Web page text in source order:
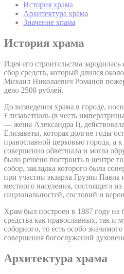
История храма
Архитектура храма
Значение храма
История храма
Идея его строительства
сбор средств, который длился
Михаил Николаевич Романов
дело 2500 рублей.
До возведения храма в городе,
Елизаветполь (в честь
— жены Александра I),
Елизаветы, которая долгие годы
православной церковью города, а
совершенно обветшала и могла
было решено построить в центре
собор, закладка которого была
при участии экзарха Грузии
местного населения, состоящего
национальностей, сословий и
Храм был построен в 1887 году на
средства как православных, так и
соборного, то есть особо
совершения богослужений
Архитектура храма